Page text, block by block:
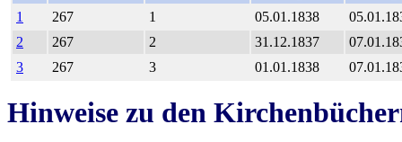
1
267 1 05.01.1838
2
267 2 31.12.1837
3
267 3 01.01.1838
Hinweise zu den